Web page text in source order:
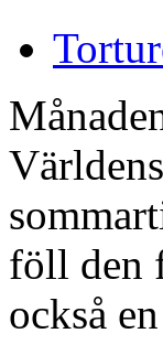
föll den
också